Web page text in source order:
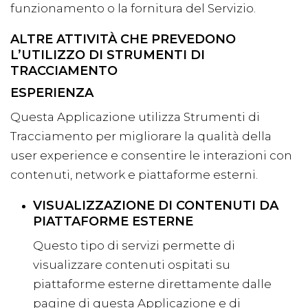
funzionamento o la fornitura del Servizio.
ALTRE ATTIVITÀ CHE PREVEDONO
L’UTILIZZO DI STRUMENTI DI
TRACCIAMENTO
ESPERIENZA
Questa Applicazione utilizza Strumenti di
Tracciamento per migliorare la qualità della
user experience e consentire le interazioni con
contenuti, network e piattaforme esterni.
VISUALIZZAZIONE DI CONTENUTI DA
PIATTAFORME ESTERNE
Questo tipo di servizi permette di
visualizzare contenuti ospitati su
piattaforme esterne direttamente dalle
pagine di questa Applicazione e di